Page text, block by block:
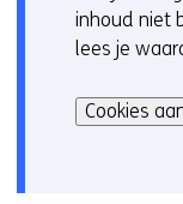
o
o
i
inhoud niet
lees je
kan
het
Cookies